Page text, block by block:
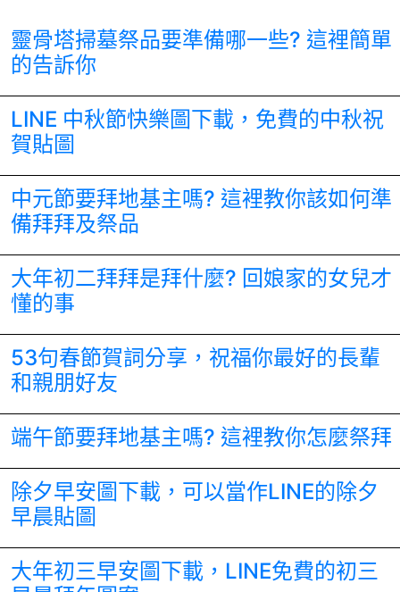
靈骨塔掃墓祭品要準備哪一些? 這裡簡單
的告訴你
LINE 中秋節快樂圖下載，免費的中秋祝
賀貼圖
中元節要拜地基主嗎? 這裡教你該如何準
備拜拜及祭品
大年初二拜拜是拜什麼? 回娘家的女兒才
懂的事
53句春節賀詞分享，祝福你最好的長輩
和親朋好友
端午節要拜地基主嗎? 這裡教你怎麼祭拜
除夕早安圖下載，可以當作LINE的除夕
早晨貼圖
大年初三早安圖下載，LINE免費的初三